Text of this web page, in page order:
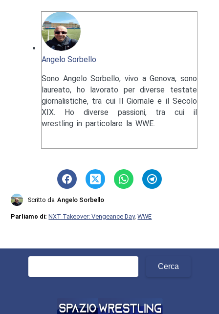
Angelo Sorbello
Sono Angelo Sorbello, vivo a Genova, sono
laureato, ho lavorato per diverse testate
giornalistiche, tra cui Il Giornale e il Secolo
XIX. Ho diverse passioni, tra cui il
wrestling in particolare la WWE.
Scritto da Angelo Sorbello
Parliamo di:NXT Takeover: Vengeance Day,WWE